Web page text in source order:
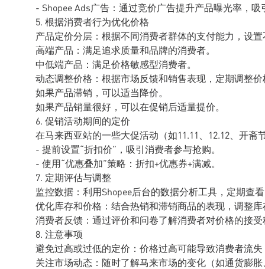
- Shopee Ads广告：通过竞价广告提升产品曝光率，吸
5. 根据消费者行为优化价格
产品定价分层：根据不同消费者群体的支付能力，设
高端产品：满足追求质量和品牌的消费者。
中低端产品：满足价格敏感型消费者。
动态调整价格：根据市场反馈和销售表现，定期调整
如果产品滞销，可以适当降价。
如果产品销量很好，可以在促销后适量提价。
6. 促销活动期间的定价
在马来西亚站的一些大促活动（如11.11、12.12、开
- 提前设置“折扣价”，吸引消费者参与抢购。
- 使用“优惠叠加”策略：折扣+优惠券+满减。
7. 定期评估与调整
监控数据：利用Shopee后台的数据分析工具，定期查
优化库存和价格：结合热销和滞销商品的表现，调整
消费者反馈：通过评价和问卷了解消费者对价格的接
8. 注意事项
避免过高或过低的定价：价格过高可能导致消费者流
关注市场动态：随时了解马来市场的变化（如通货膨